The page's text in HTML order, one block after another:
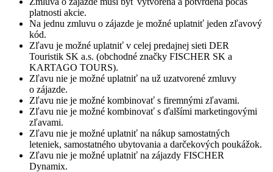
platnosti akcie.
Na jednu zmluvu o zájazde je možné uplatniť jeden zľavový
kód.
Zľavu je možné uplatniť v celej predajnej sieti DER
Touristik SK a.s. (obchodné značky FISCHER SK a
KARTAGO TOURS).
Zľavu nie je možné uplatniť na už uzatvorené zmluvy
o zájazde.
Zľavu nie je možné kombinovať s firemnými zľavami.
Zľavu nie je možné kombinovať s ďalšími marketingovými
zľavami.
Zľavu nie je možné uplatniť na nákup samostatných
leteniek, samostatného ubytovania a darčekových poukážok.
Zľavu nie je možné uplatniť na zájazdy FISCHER
Dynamix.